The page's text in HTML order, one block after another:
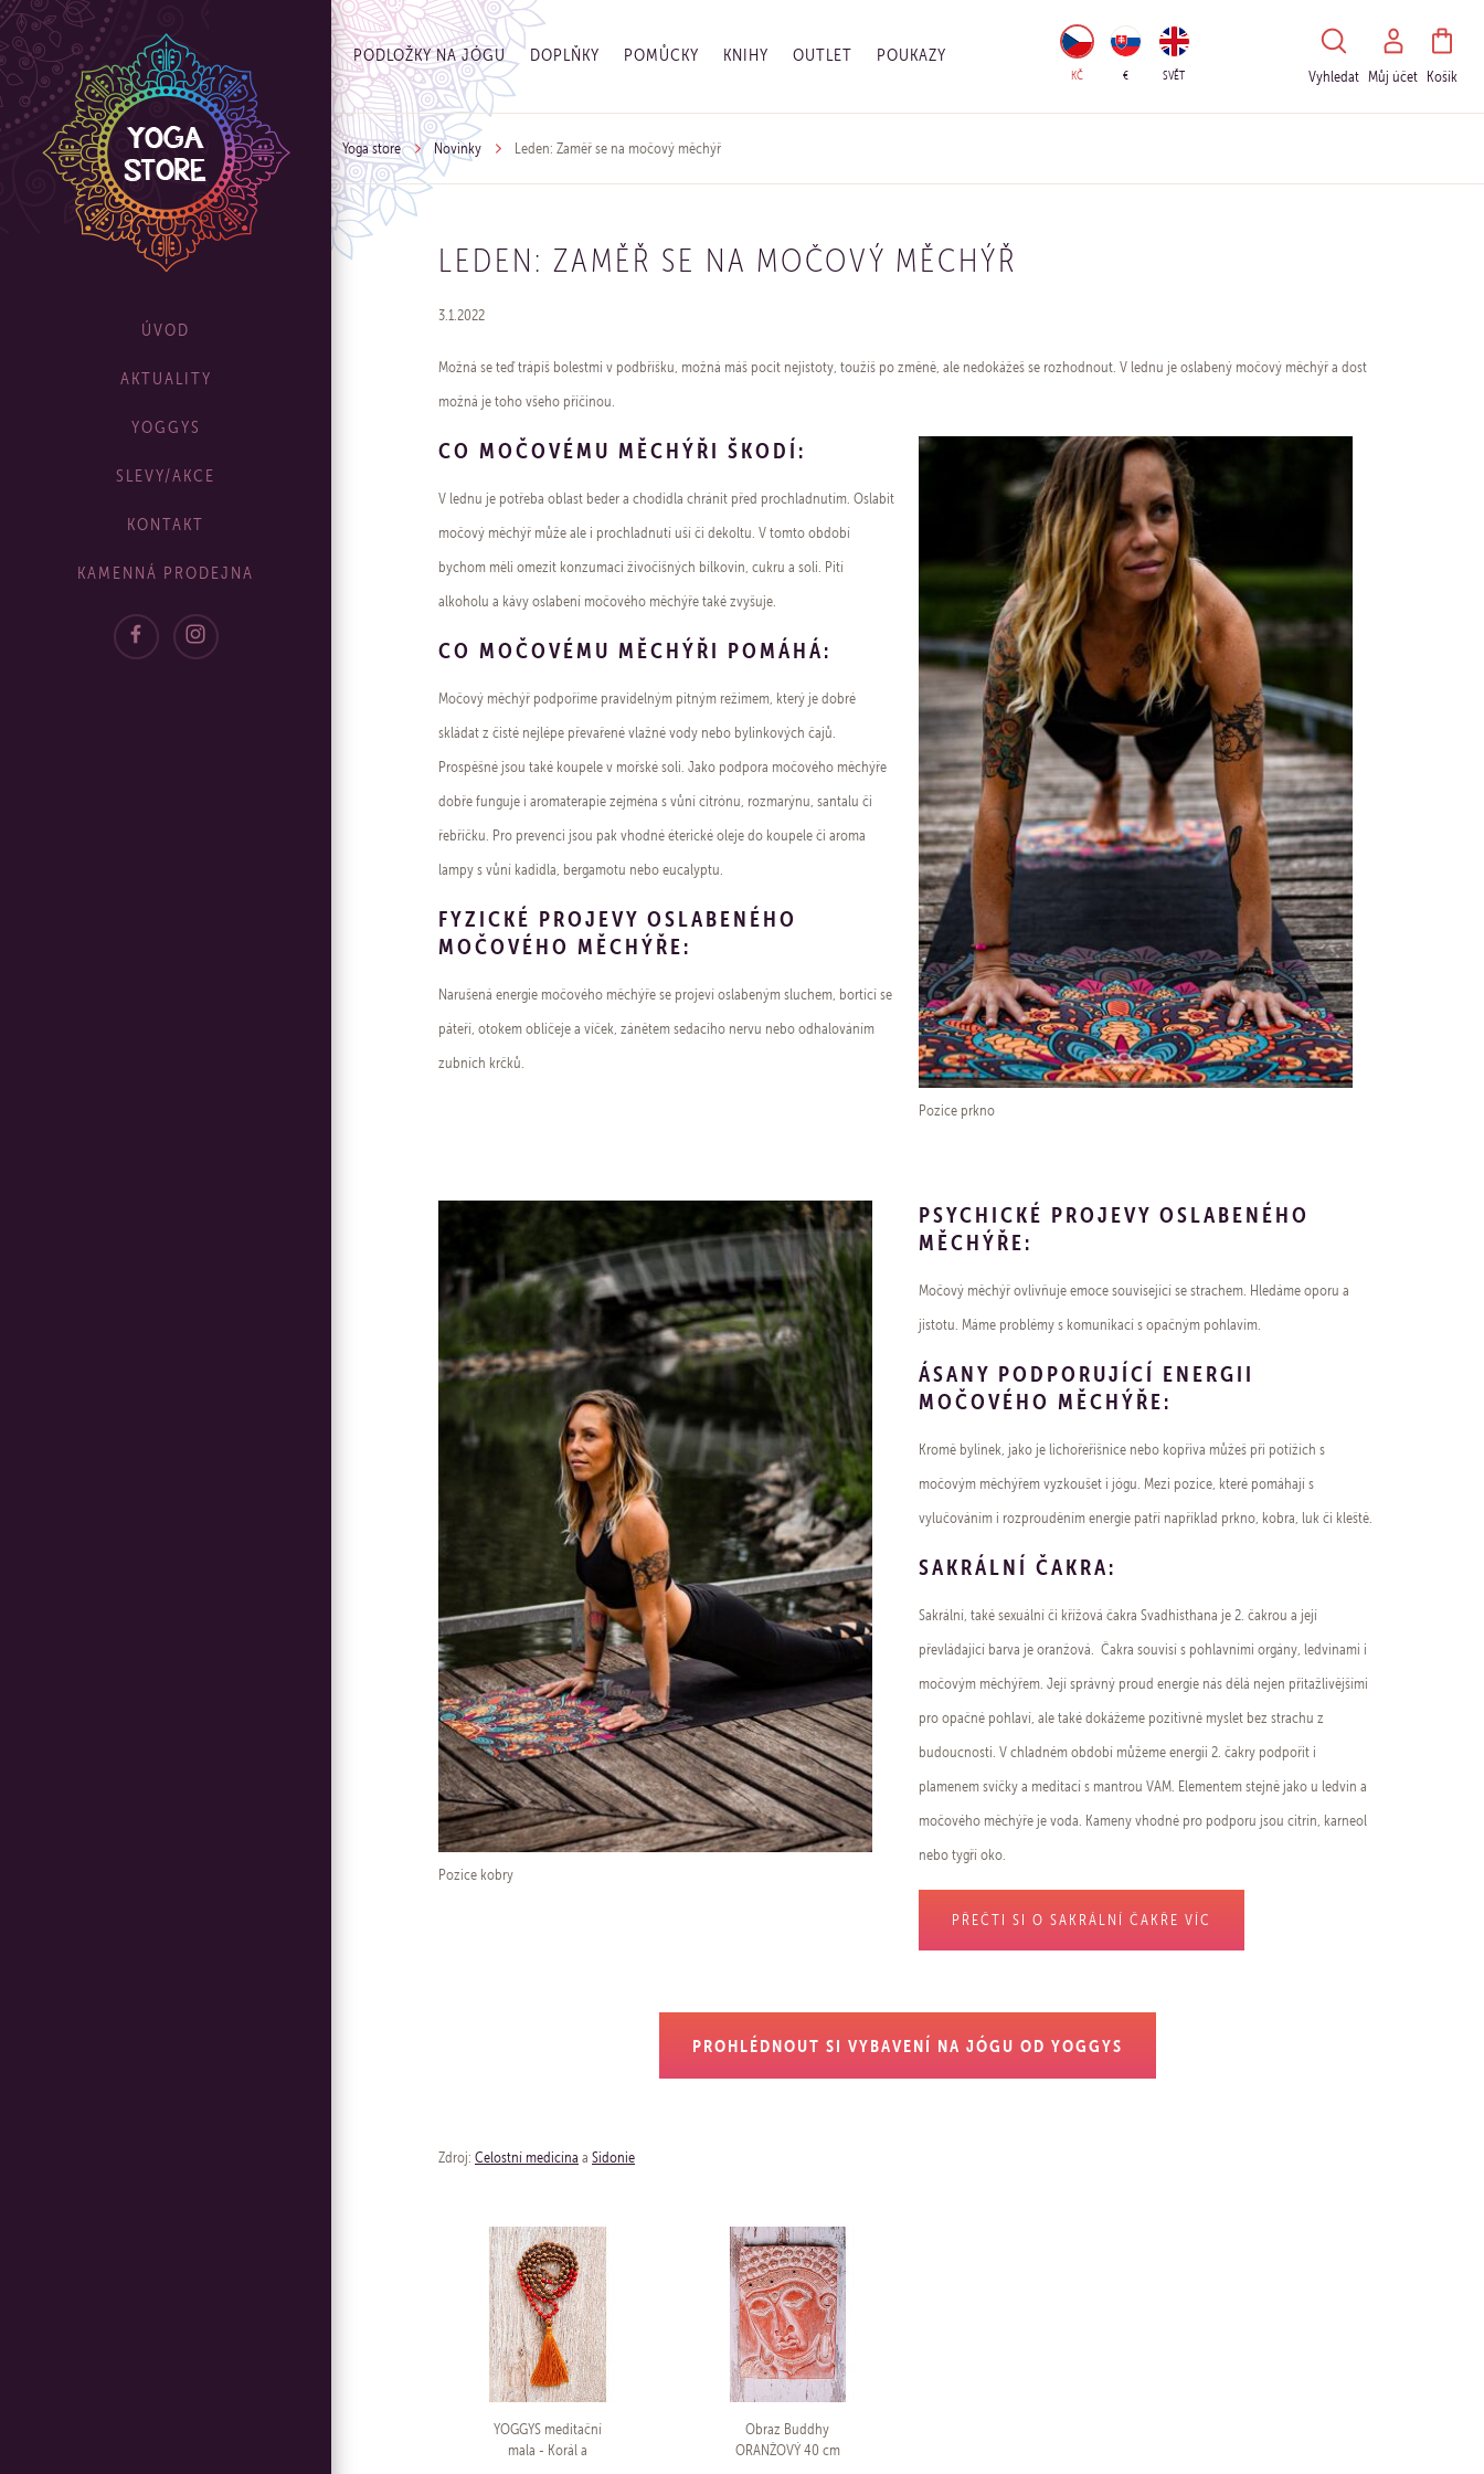
ÚVOD
AKTUALITY
YOGGYS
SLEVY/AKCE
KONTAKT
KAMENNÁ PRODEJNA
PODLOŽKY NA JÓGU DOPLŇKY POMŮCKY KNIHY OUTLET POUKAZY
KČ € SVĚT Vyhledat Můj účet Košík
Yoga store Novinky Leden: Zaměř se na močový měchýř
LEDEN: ZAMĚŘ SE NA MOČOVÝ MĚCHÝŘ
3.1.2022
Možná se teď trápíš bolestmi v podbříšku, možná máš pocit nejistoty, toužíš po změně, ale nedokážeš se rozhodnout. V lednu je oslabený močový měchýř a dost
možná je toho všeho příčinou.
CO MOČOVÉMU MĚCHÝŘI ŠKODÍ:
V lednu je potřeba oblast beder a chodidla chránit před prochladnutím. Oslabit
močový měchýř může ale i prochladnutí uší či dekoltu. V tomto období
bychom měli omezit konzumaci živočišných bílkovin, cukru a soli. Pití
alkoholu a kávy oslabení močového měchýře také zvyšuje.
CO MOČOVÉMU MĚCHÝŘI POMÁHÁ:
Močový měchýř podpoříme pravidelným pitným režimem, který je dobré
skládat z čisté nejlépe převařené vlažné vody nebo bylinkových čajů.
Prospěšné jsou také koupele v mořské soli. Jako podpora močového měchýře
dobře funguje i aromaterapie zejména s vůní citrónu, rozmarýnu, santalu či
řebříčku. Pro prevenci jsou pak vhodné éterické oleje do koupele či aroma
lampy s vůní kadidla, bergamotu nebo eucalyptu.
FYZICKÉ PROJEVY OSLABENÉHO
MOČOVÉHO MĚCHÝŘE:
Narušená energie močového měchýře se projeví oslabeným sluchem, bortící se
páteří, otokem obličeje a víček, zánětem sedacího nervu nebo odhalováním
zubních krčků.
Pozice prkno
Pozice kobry
PSYCHICKÉ PROJEVY OSLABENÉHO
MĚCHÝŘE:
Močový měchýř ovlivňuje emoce související se strachem. Hledáme oporu a
jistotu. Máme problémy s komunikací s opačným pohlavím.
ÁSANY PODPORUJÍCÍ ENERGII
MOČOVÉHO MĚCHÝŘE:
Kromě bylinek, jako je lichořeřišnice nebo kopřiva můžeš při potížích s
močovým měchýřem vyzkoušet i jógu. Mezi pozice, které pomáhají s
vylučováním i rozprouděním energie patří například prkno, kobra, luk či kleště.
SAKRÁLNÍ ČAKRA:
Sakrální, také sexuální či křížová čakra Svadhisthana je 2. čakrou a její
převládající barva je oranžová. Čakra souvisí s pohlavními orgány, ledvinami i
močovým měchýřem. Její správný proud energie nás dělá nejen přitažlivějšími
pro opačné pohlaví, ale také dokážeme pozitivně myslet bez strachu z
budoucnosti. V chladném období můžeme energii 2. čakry podpořit i
plamenem svíčky a meditací s mantrou VAM. Elementem stejně jako u ledvin a
močového měchýře je voda. Kameny vhodné pro podporu jsou citrín, karneol
nebo tygří oko.
PŘEČTI SI O SAKRÁLNÍ ČAKŘE VÍC
PROHLÉDNOUT SI VYBAVENÍ NA JÓGU OD YOGGYS
Zdroj: Celostní medicína a Sidonie
YOGGYS meditační
mala - Korál a
Obraz Buddhy
ORANŽOVÝ 40 cm